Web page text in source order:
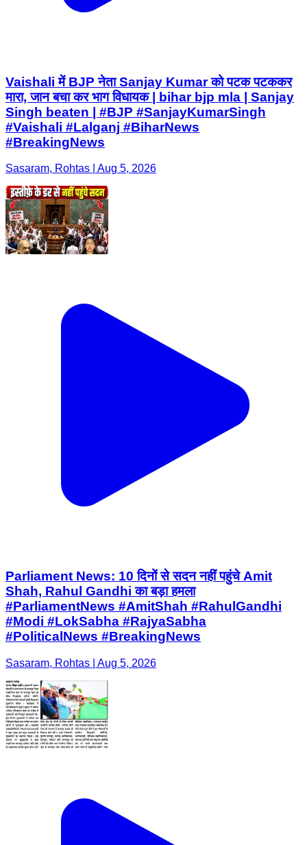
Vaishali में BJP नेता Sanjay Kumar को पटक पटककर
मारा, जान बचा कर भाग विधायक | bihar bjp mla | Sanjay
Singh beaten | #BJP #SanjayKumarSingh
#Vaishali #Lalganj #BiharNews
#BreakingNews
Sasaram, Rohtas | Aug 5, 2026
Parliament News: 10 दिनों से सदन नहीं पहुंचे Amit
Shah, Rahul Gandhi का बड़ा हमला
#ParliamentNews #AmitShah #RahulGandhi
#Modi #LokSabha #RajyaSabha
#PoliticalNews #BreakingNews
Sasaram, Rohtas | Aug 5, 2026